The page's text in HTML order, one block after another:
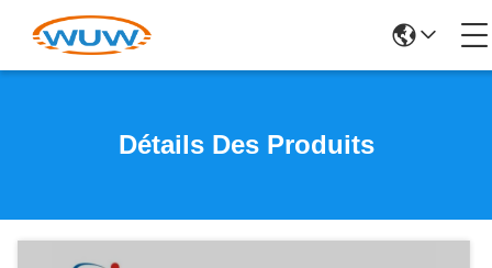
Détails Des Produits